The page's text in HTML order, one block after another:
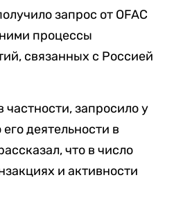
запрос от OFAC
процессы
связанных с Россией
запросило у
деятельности в
что в число
и активности